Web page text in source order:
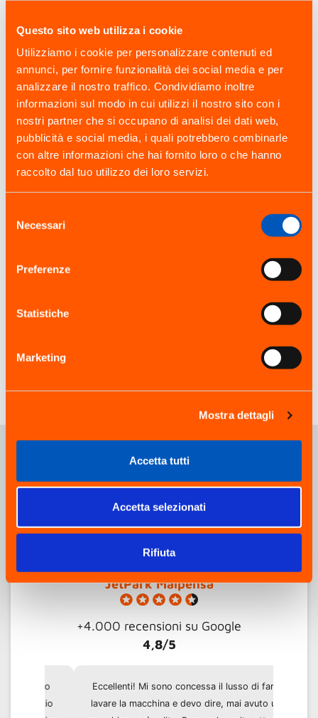
Questo sito web utilizza i cookie
Utilizziamo i cookie per personalizzare contenuti ed
annunci, per fornire funzionalità dei social media e per
analizzare il nostro traffico. Condividiamo inoltre
informazioni sul modo in cui utilizzi il nostro sito con i
nostri partner che si occupano di analisi dei dati web,
pubblicità e social media, i quali potrebbero combinarle
con altre informazioni che hai fornito loro o che hanno
raccolto dal tuo utilizzo dei loro servizi.
delNecessari
Preferenze
Statistiche
Marketing
Mostra dettagli
Accetta tutti
Accetta selezionati
Rifiuta
Malpensa MI
Via Papa Giovanni XXIII, 206
Cardano al Campo, Varese
0331 259060
Cosa dicono di noi
JetPark Malpensa
+4.000 recensioni su Google
4,8/5
Eccellenti! Mi sono concessa il lusso di farmi
lavare la macchina e devo dire, mai avuto una